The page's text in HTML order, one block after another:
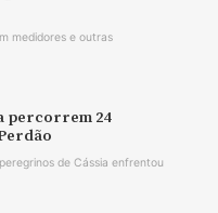
medidores e outras
percorrem 24
de Cássia enfrentou